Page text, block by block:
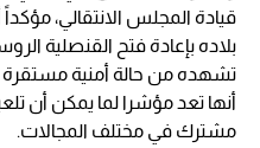
قيادة المجلس الانتقالي،
بلاده بإعادة فتح القنصلية
تشهده من حالة أمنية
أنها تعد مؤشرا لما يمكن أن
مشترك في مختلف المجالات.